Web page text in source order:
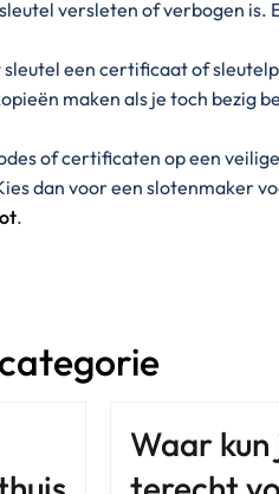
versleten of verbogen is.
sleutel een certificaat of
maken als je toch bezig
of certificaten op een
dan voor een slotenmaker
.
Waar kun